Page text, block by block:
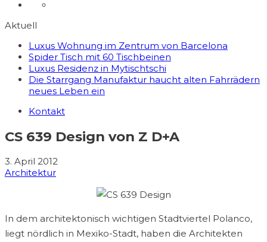
Aktuell
Luxus Wohnung im Zentrum von Barcelona
Spider Tisch mit 60 Tischbeinen
Luxus Residenz in Mytischtschi
Die Starrgang Manufaktur haucht alten Fahrrädern
neues Leben ein
Kontakt
CS 639 Design von Z D+A
3. April 2012
Architektur
In dem architektonisch wichtigen Stadtviertel Polanco,
liegt nördlich in Mexiko-Stadt, haben die Architekten